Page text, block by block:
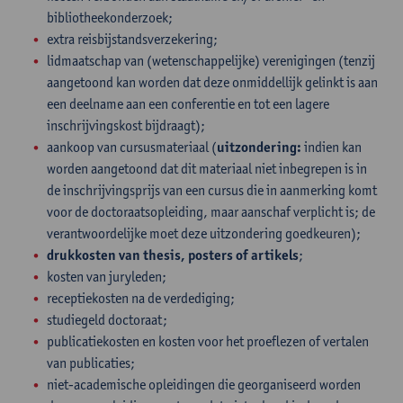
bibliotheekonderzoek;
extra reisbijstandsverzekering;
lidmaatschap van (wetenschappelijke) verenigingen (tenzij
aangetoond kan worden dat deze onmiddellijk gelinkt is aan
een deelname aan een conferentie en tot een lagere
inschrijvingskost bijdraagt);
aankoop van cursusmateriaal (uitzondering: indien kan
worden aangetoond dat dit materiaal niet inbegrepen is in
de inschrijvingsprijs van een cursus die in aanmerking komt
voor de doctoraatsopleiding, maar aanschaf verplicht is; de
verantwoordelijke moet deze uitzondering goedkeuren);
drukkosten van thesis, posters of artikels;
kosten van juryleden;
receptiekosten na de verdediging;
studiegeld doctoraat;
publicatiekosten en kosten voor het proeflezen of vertalen
van publicaties;
niet-academische opleidingen die georganiseerd worden